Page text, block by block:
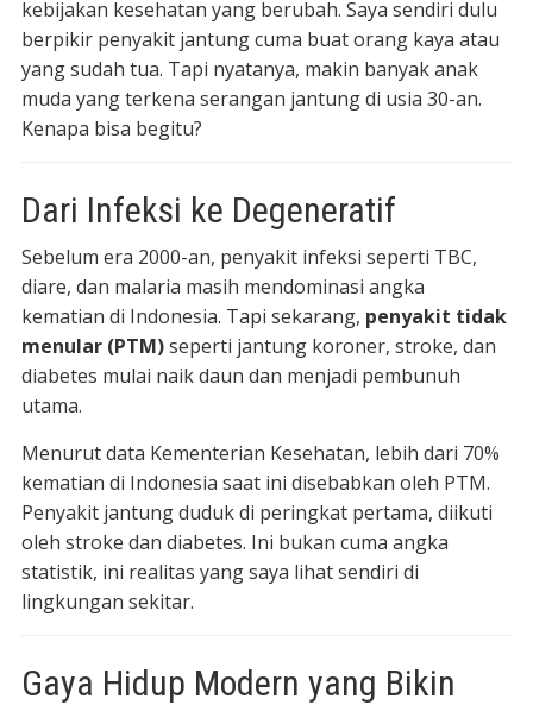
kebijakan kesehatan yang berubah. Saya sendiri dulu
berpikir penyakit jantung cuma buat orang kaya atau
yang sudah tua. Tapi nyatanya, makin banyak anak
muda yang terkena serangan jantung di usia 30-an.
Kenapa bisa begitu?
Dari Infeksi ke Degeneratif
Sebelum era 2000-an, penyakit infeksi seperti TBC,
diare, dan malaria masih mendominasi angka
kematian di Indonesia. Tapi sekarang, penyakit tidak
menular (PTM)seperti jantung koroner, stroke, dan
diabetes mulai naik daun dan menjadi pembunuh
utama.
Menurut data Kementerian Kesehatan, lebih dari 70%
kematian di Indonesia saat ini disebabkan oleh PTM.
Penyakit jantung duduk di peringkat pertama, diikuti
oleh stroke dan diabetes. Ini bukan cuma angka
statistik, ini realitas yang saya lihat sendiri di
lingkungan sekitar.
Gaya Hidup Modern yang Bikin